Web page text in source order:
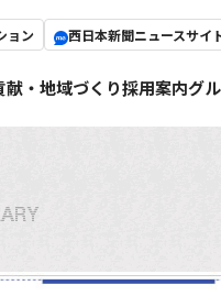
ョン 西日本新聞ニュースサイ
献・地域づくり採用案内グ